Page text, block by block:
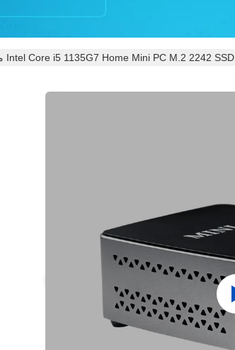
Intel Core i5 1135G7 Home Mini PC M.2 2242 SSD مع شبكة LAN مزدوجة ومروحة